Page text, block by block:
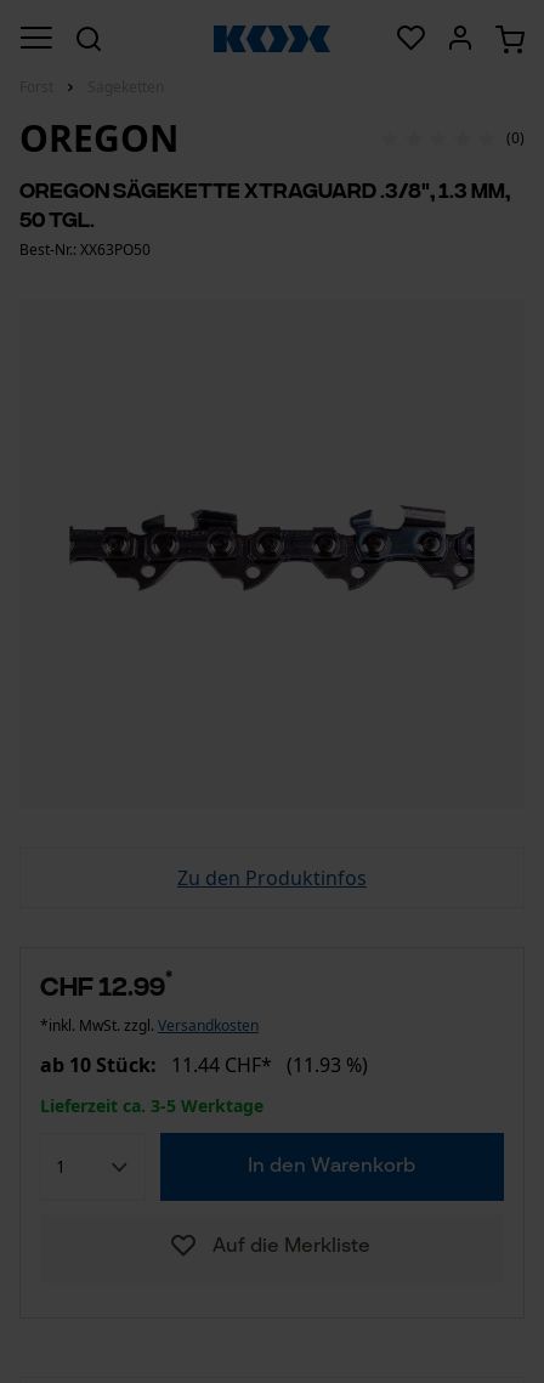
OREGON (0)
Oregon Sägekette Xtraguard .3/8", 1.3 mm,
50 Tgl.
Best-Nr.: XX63PO50
Zu den Produktinfos
CHF 12.99*
*inkl. MwSt. zzgl. Versandkosten
ab 10 Stück: 11.44 CHF* (11.93 %)
Lieferzeit ca. 3-5 Werktage
In den Warenkorb
Auf die Merkliste